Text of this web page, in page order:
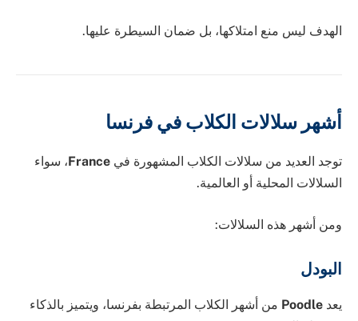
الهدف ليس منع امتلاكها، بل ضمان السيطرة عليها.
أشهر سلالات الكلاب في فرنسا
توجد العديد من سلالات الكلاب المشهورة في France، سواء
السلالات المحلية أو العالمية.
ومن أشهر هذه السلالات:
البودل
يعد Poodle من أشهر الكلاب المرتبطة بفرنسا، ويتميز بالذكاء